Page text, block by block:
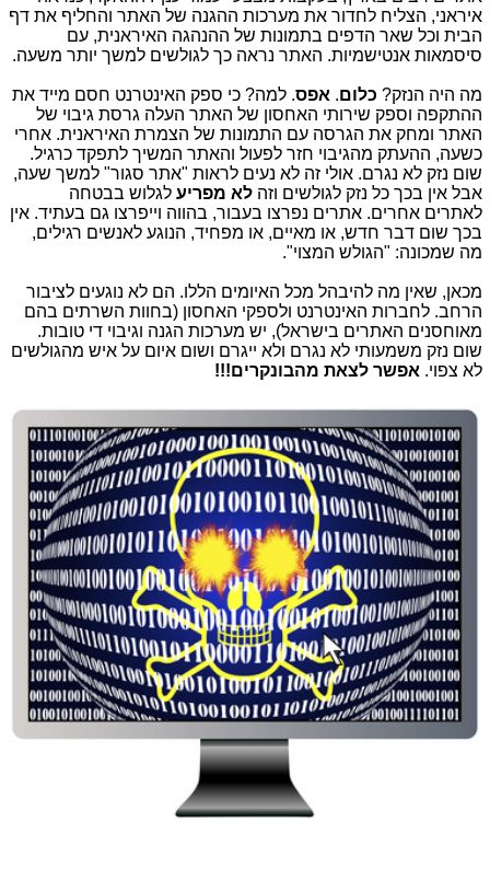
איראני, הצליח לחדור את מערכות ההגנה של האתר והחליף את דף
הבית וכל שאר הדפים בתמונות של ההנהגה האיראנית, עם
סיסמאות אנטישמיות. האתר נראה כך לגולשים למשך יותר משעה.
מה היה הנזק? כלום. אפס. למה? כי ספק האינטרנט חסם מייד את
ההתקפה וספק שירותי האחסון של האתר העלה גרסת גיבוי של
האתר ומחק את הגרסה עם התמונות של הצמרת האיראנית. אחרי
כשעה, ההעתק מהגיבוי חזר לפעול והאתר המשיך לתפקד כרגיל.
שום נזק לא נגרם. אולי זה לא נעים לראות "אתר סגור" למשך שעה,
אבל אין בכך כל נזק לגולשים וזה לא מפריע לגלוש בבטחה
לאתרים אחרים. אתרים נפרצו בעבור, בהווה וייפרצו גם בעתיד. אין
בכך שום דבר חדש, או מאיים, או מפחיד, הנוגע לאנשים רגילים,
מה שמכונה: "הגולש המצוי".
מכאן, שאין מה להיבהל מכל האיומים הללו. הם לא נוגעים לציבור
הרחב. לחברות האינטרנט ולספקי האחסון (בחוות השרתים בהם
מאוחסנים האתרים בישראל), יש מערכות הגנה וגיבוי די טובות.
שום נזק משמעותי לא נגרם ולא ייגרם ושום איום על איש מהגולשים
לא צפוי. אפשר לצאת מהבונקרים!!!